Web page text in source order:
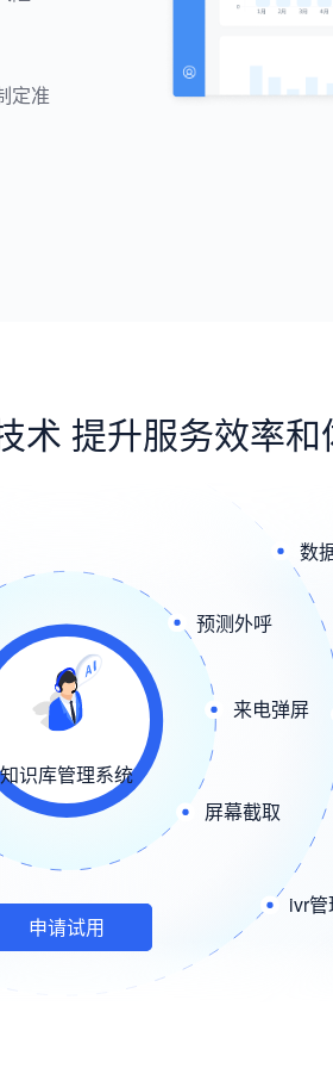
定准
术 提升服务效率和
知识库管理系统
预测外呼
来电弹屏
屏幕截取
数
ivr
申请试用